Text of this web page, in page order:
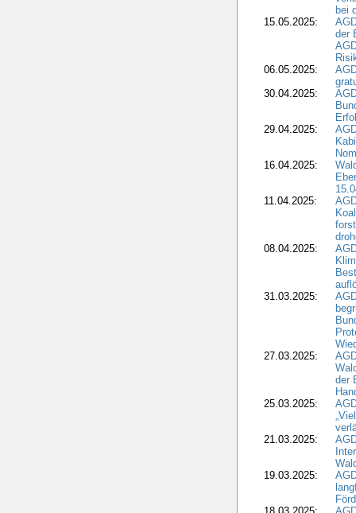
bei
15.05.2025:
der
06.05.2025:
30.04.2025:
29.04.2025:
16.04.2025:
11.04.2025:
08.04.2025:
31.03.2025:
27.03.2025:
der
25.03.2025:
21.03.2025:
19.03.2025: